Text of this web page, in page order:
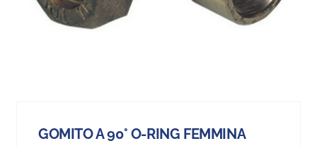
GOMITO A 90° O-RING FEMMINA